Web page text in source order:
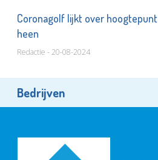
Coronagolf lijkt over hoogtepunt
heen
Redactie - 20-08-2024
Bedrijven